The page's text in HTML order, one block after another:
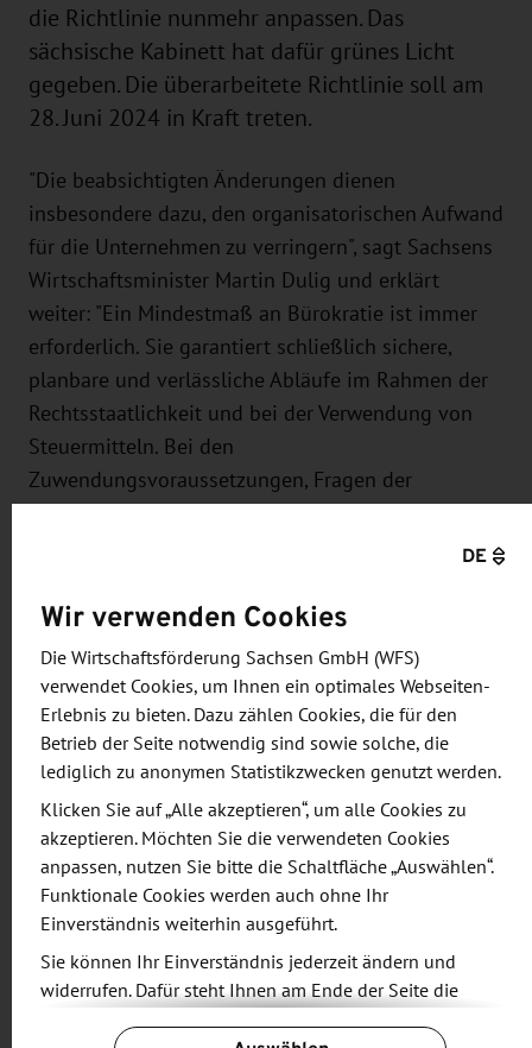
die Richtlinie nunmehr anpassen. Das
sächsische Kabinett hat dafür grünes Licht
gegeben. Die überarbeitete Richtlinie soll am
28. Juni 2024 in Kraft treten.
"Die beabsichtigten Änderungen dienen
insbesondere dazu, den organisatorischen Aufwand
für die Unternehmen zu verringern", sagt Sachsens
Wirtschaftsminister Martin Dulig und erklärt
weiter: "Ein Mindestmaß an Bürokratie ist immer
erforderlich. Sie garantiert schließlich sichere,
planbare und verlässliche Abläufe im Rahmen der
Rechtsstaatlichkeit und bei der Verwendung von
Steuermitteln. Bei den
Zuwendungsvoraussetzungen, Fragen der
Diese nutzen wir gern, um aussichtsreiche
Investitionsvorhaben zu ermöglichen und damit
die Wettbewerbschancen unseres sächsischen
Mittelstands weiter zu verbessern."
Eine wesentliche Änderung ist die Verlängerung
des Vorhabenszeitraums. Bisher müssen geförderte
Projekte innerhalb von 24 Monaten umgesetzt
werden. Das stellt Unternehmen in der aktuellen
wirtschaftlichen Situation ober bei größeren
Vorhaben jedoch vor besondere
Herausforderungen. Deshalb soll der Zeitraum – in
Abhängigkeit der verfügbaren Haushaltsmittel –
auf 36 Monate verlängert werden.
DE
Wir verwenden Cookies
Die Wirtschaftsförderung Sachsen GmbH (WFS)
verwendet Cookies, um Ihnen ein optimales Webseiten-
Erlebnis zu bieten. Dazu zählen Cookies, die für den
Betrieb der Seite notwendig sind sowie solche, die
lediglich zu anonymen Statistikzwecken genutzt werden.
Klicken Sie auf „Alle akzeptieren“, um alle Cookies zu
akzeptieren. Möchten Sie die verwendeten Cookies
anpassen, nutzen Sie bitte die Schaltfläche „Auswählen“.
Funktionale Cookies werden auch ohne Ihr
Einverständnis weiterhin ausgeführt.
Sie können Ihr Einverständnis jederzeit ändern und
widerrufen. Dafür steht Ihnen am Ende der Seite die